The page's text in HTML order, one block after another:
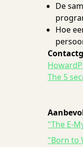
De
Hoe
The 5
"The E-
"Born to